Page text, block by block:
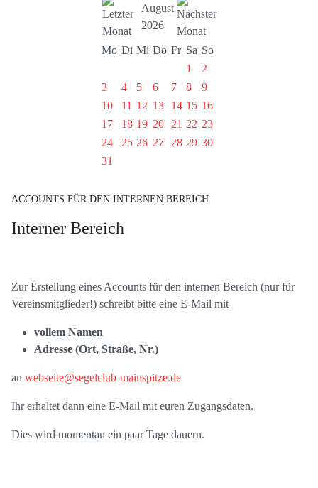
August
2026
Mo Di Mi Do Fr Sa So
1
2
3
4 5 6 7 8
9
10
11 12 13 14 15 16
17
18 19 20 21 22 23
24
25 26 27 28 29 30
31
ACCOUNTS FÜR DEN INTERNEN BEREICH
Interner Bereich
Zur Erstellung eines Accounts für den internen Bereich (nur für
Vereinsmitglieder!) schreibt bitte eine E-Mail mit
vollem Namen
Adresse (Ort, Straße, Nr.)
an webseite@segelclub-mainspitze.de
Ihr erhaltet dann eine E-Mail mit euren Zugangsdaten.
Dies wird momentan ein paar Tage dauern.